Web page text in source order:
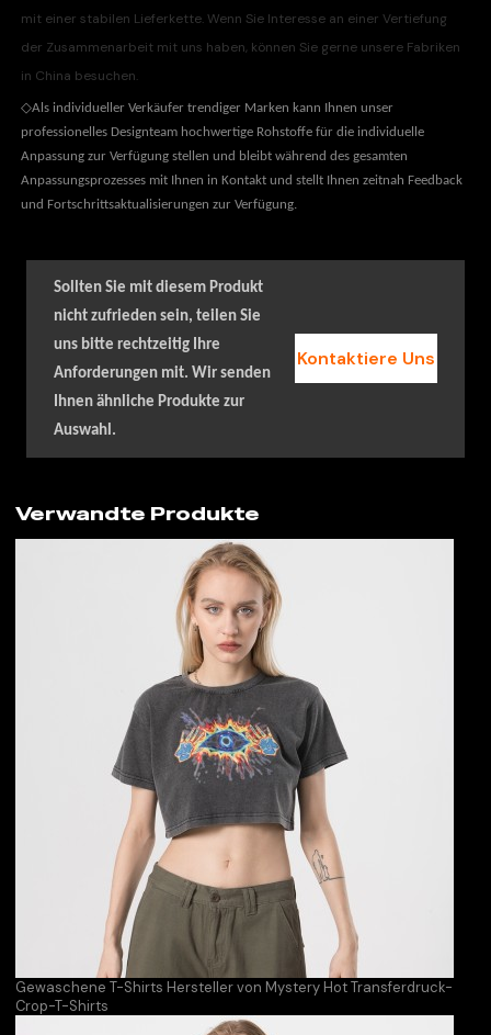
mit einer stabilen Lieferkette. Wenn Sie Interesse an einer Vertiefung
der Zusammenarbeit mit uns haben, können Sie gerne unsere Fabriken
in China besuchen.
◇Als individueller Verkäufer trendiger Marken kann Ihnen unser
professionelles Designteam hochwertige Rohstoffe für die individuelle
Anpassung zur Verfügung stellen und bleibt während des gesamten
Anpassungsprozesses mit Ihnen in Kontakt und stellt Ihnen zeitnah Feedback
und Fortschrittsaktualisierungen zur Verfügung.
Sollten Sie mit diesem Produkt
nicht zufrieden sein, teilen Sie
uns bitte rechtzeitig Ihre
Anforderungen mit. Wir senden
Ihnen ähnliche Produkte zur
Auswahl.
Kontaktiere Uns
Verwandte Produkte
Gewaschene T-Shirts Hersteller von Mystery Hot Transferdruck-
Crop-T-Shirts